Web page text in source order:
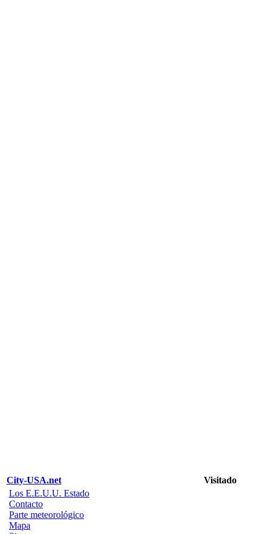
City-USA.net
Visitado
Los E.E.U.U. Estado
Contacto
Parte meteorológico
Mapa